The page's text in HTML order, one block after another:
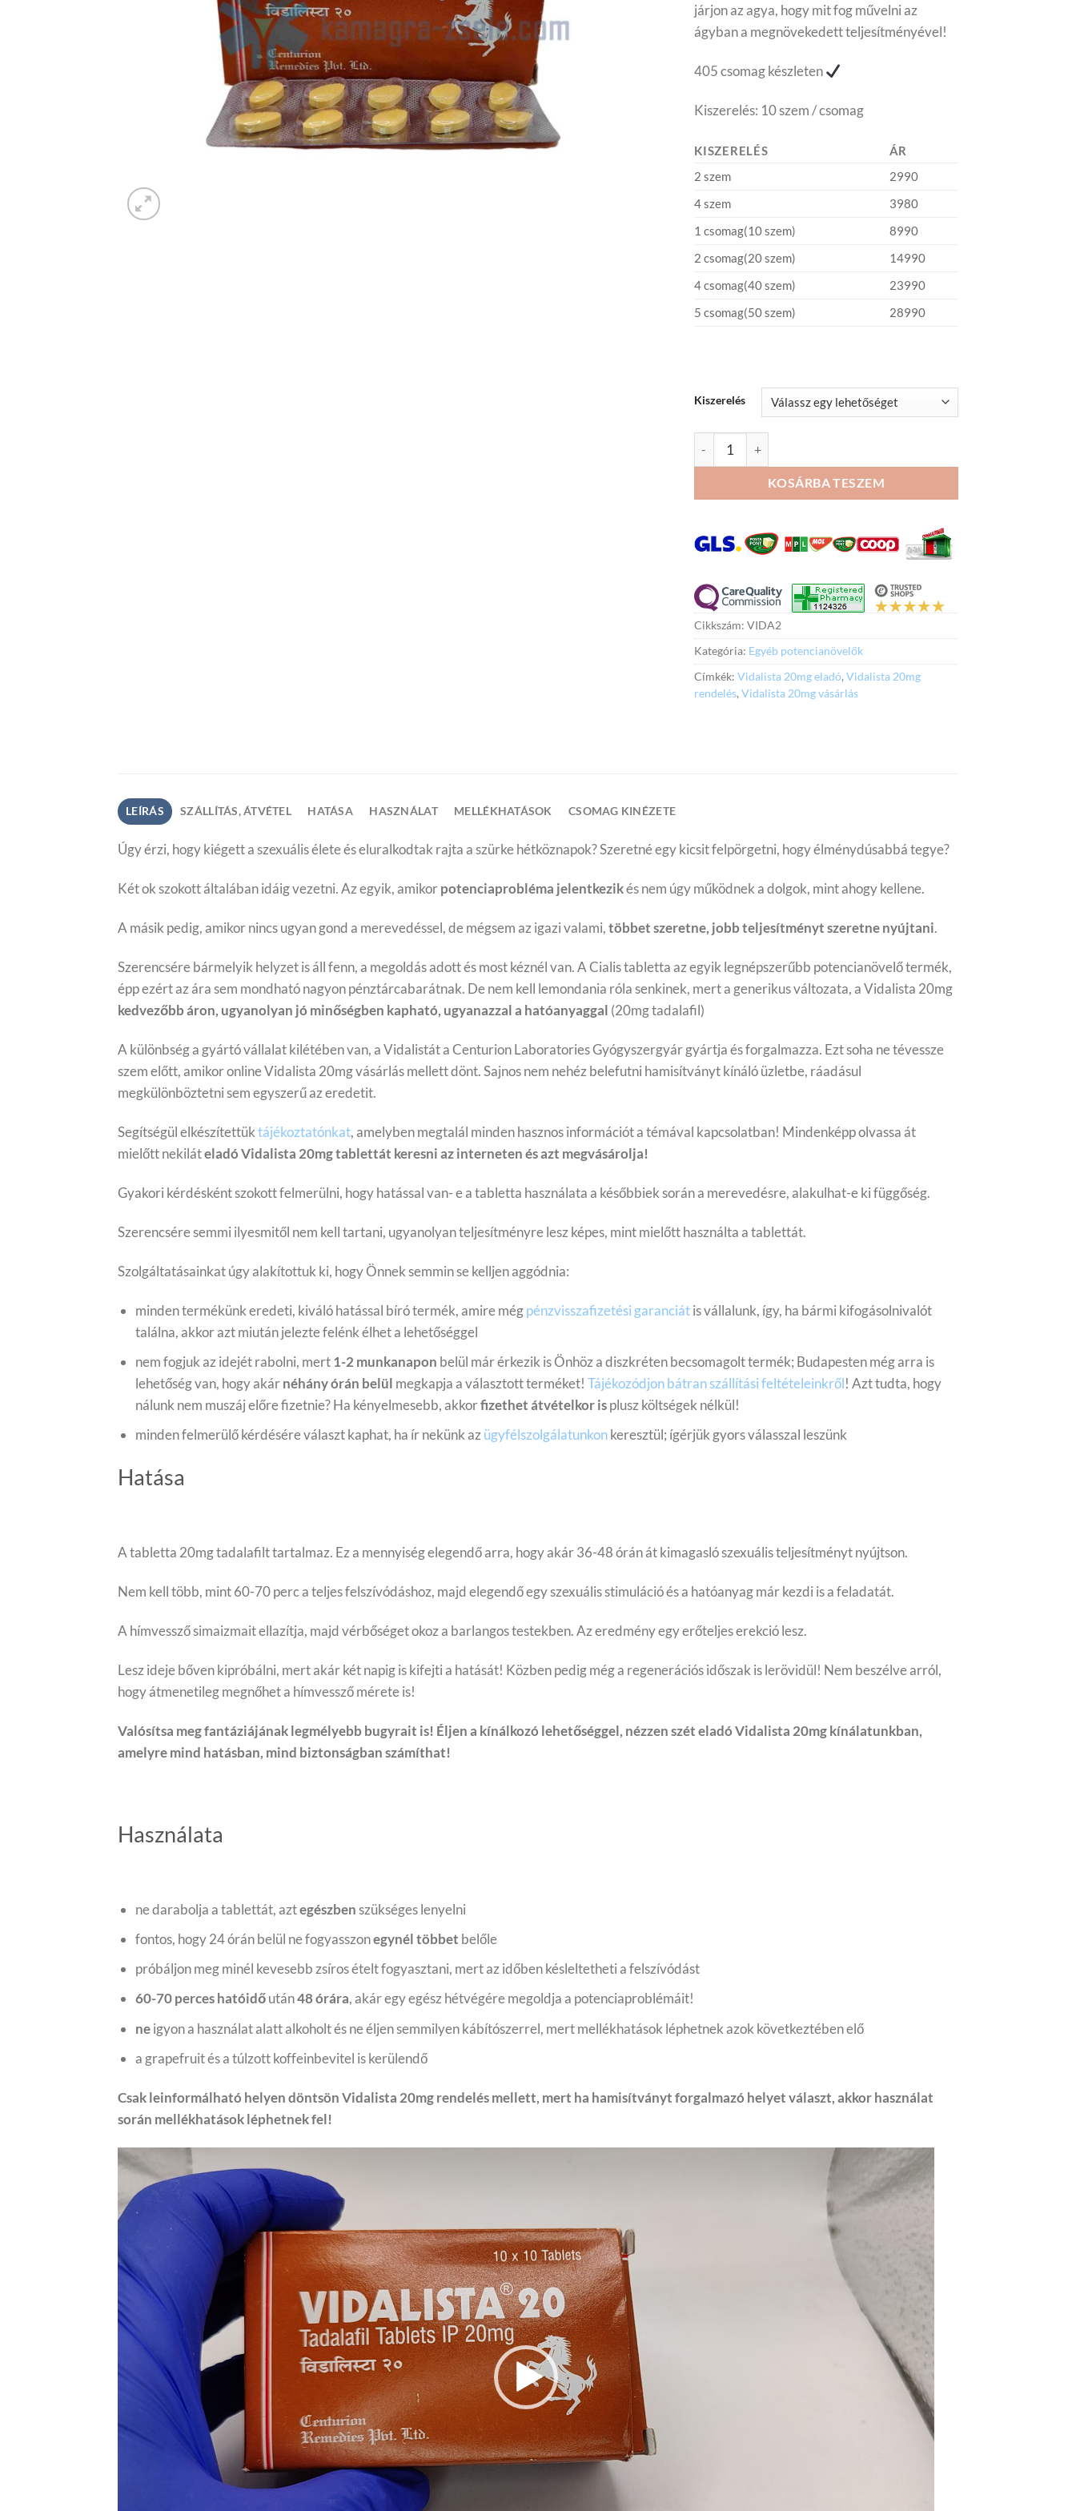
járjon az agya, hogy mit fog művelni az
ágyban a megnövekedett teljesítményével!
405 csomag készleten
Kiszerelés: 10 szem / csomag
KISZERELÉS
ÁR
2 szem
2990
4 szem
3980
1 csomag(10 szem)
8990
2 csomag(20 szem)
14990
4 csomag(40 szem)
23990
5 csomag(50 szem)
28990
Kiszerelés
Vidalista 20mg mennyiség
KOSÁRBA TESZEM
Cikkszám: VIDA2
Kategória: Egyéb potencianövelők
Címkék: Vidalista 20mg eladó, Vidalista 20mg
rendelés, Vidalista 20mg vásárlás
LEÍRÁS SZÁLLÍTÁS, ÁTVÉTEL HATÁSA HASZNÁLAT MELLÉKHATÁSOK CSOMAG KINÉZETE
Úgy érzi, hogy kiégett a szexuális élete és eluralkodtak rajta a szürke hétköznapok? Szeretné egy kicsit felpörgetni, hogy élménydúsabbá tegye?
Két ok szokott általában idáig vezetni. Az egyik, amikorpotenciaprobléma jelentkezikés nem úgy működnek a dolgok, mint ahogy kellene.
A másik pedig, amikor nincs ugyan gond a merevedéssel, de mégsem az igazi valami,többet szeretne, jobb teljesítményt szeretne nyújtani.
Szerencsére bármelyik helyzet is áll fenn, a megoldás adott és most kéznél van. A Cialis tabletta az egyik legnépszerűbb potencianövelő termék,
épp ezért az ára sem mondható nagyon pénztárcabarátnak. De nem kell lemondania róla senkinek, mert a generikus változata, a Vidalista 20mg
kedvezőbb áron, ugyanolyan jó minőségben kapható, ugyanazzal a hatóanyaggal (20mg tadalafil)
A különbség a gyártó vállalat kilétében van, a Vidalistát a Centurion Laboratories Gyógyszergyár gyártja és forgalmazza. Ezt soha ne tévessze
szem előtt, amikor online Vidalista 20mg vásárlás mellett dönt. Sajnos nem nehéz belefutni hamisítványt kínáló üzletbe, ráadásul
megkülönböztetni sem egyszerű az eredetit.
Segítségül elkészítettüktájékoztatónkat, amelyben megtalál minden hasznos információt a témával kapcsolatban! Mindenképp olvassa át
mielőtt nekiláteladó Vidalista 20mg tablettát keresni az interneten és azt megvásárolja!
Gyakori kérdésként szokott felmerülni, hogy hatással van- e a tabletta használata a későbbiek során a merevedésre, alakulhat-e ki függőség.
Szerencsére semmi ilyesmitől nem kell tartani, ugyanolyan teljesítményre lesz képes, mint mielőtt használta a tablettát.
Szolgáltatásainkat úgy alakítottuk ki, hogy Önnek semmin se kelljen aggódnia:
minden termékünk eredeti, kiváló hatással bíró termék, amire mégpénzvisszafizetési garanciátis vállalunk, így, ha bármi kifogásolnivalót
találna, akkor azt miután jelezte felénk élhet a lehetőséggel
nem fogjuk az idejét rabolni, mert1-2 munkanapon belül már érkezik is Önhöz a diszkréten becsomagolt termék; Budapesten még arra is
lehetőség van, hogy akárnéhány órán belül megkapja a választott terméket!Tájékozódjon bátranszállítási feltételeinkről! Azt tudta, hogy
nálunk nem muszáj előre fizetnie? Ha kényelmesebb, akkorfizethet átvételkor isplusz költségek nélkül!
minden felmerülő kérdésére választ kaphat, ha ír nekünk azügyfélszolgálatunkonkeresztül; ígérjük gyors válasszal leszünk
Hatása
A tabletta 20mg tadalafilt tartalmaz. Ez a mennyiség elegendő arra, hogy akár 36-48 órán át kimagasló szexuális teljesítményt nyújtson.
Nem kell több, mint 60-70 perc a teljes felszívódáshoz, majd elegendő egy szexuális stimuláció és a hatóanyag már kezdi is a feladatát.
A hímvessző simaizmait ellazítja, majd vérbőséget okoz a barlangos testekben. Az eredmény egy erőteljes erekció lesz.
Lesz ideje bőven kipróbálni, mert akár két napig is kifejti a hatását! Közben pedig még a regenerációs időszak is lerövidül! Nem beszélve arról,
hogy átmenetileg megnőhet a hímvessző mérete is!
Valósítsa meg fantáziájának legmélyebb bugyrait is! Éljen a kínálkozó lehetőséggel, nézzen szét eladó Vidalista 20mg kínálatunkban,
amelyre mind hatásban, mind biztonságban számíthat!
Használata
ne darabolja a tablettát, aztegészbenszükséges lenyelni
fontos, hogy 24 órán belül ne fogyasszonegynél többet belőle
próbáljon meg minél kevesebb zsíros ételt fogyasztani, mert az időben késleltetheti a felszívódást
60-70 perces hatóidőután48 órára, akár egy egész hétvégére megoldja a potenciaproblémáit!
neigyon a használat alatt alkoholt és ne éljen semmilyen kábítószerrel, mert mellékhatások léphetnek azok következtében elő
a grapefruit és a túlzott koffeinbevitel is kerülendő
Csak leinformálható helyen döntsön Vidalista 20mg rendelés mellett, mert ha hamisítványt forgalmazó helyet választ, akkor használat
során mellékhatások léphetnek fel!
Videólejátszó